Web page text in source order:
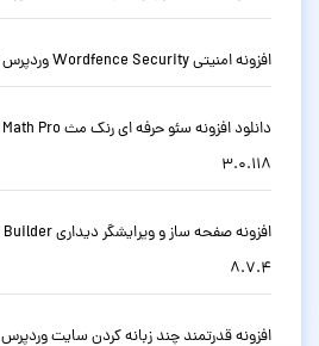
افزونه امنیتی Wordfence Security وردپرس نسخه 8.1.4
3.0.118
8.7.4
افزونه قدرتمند چند زبانه کردن سایت وردپرس WPML نسخه 4.9.6